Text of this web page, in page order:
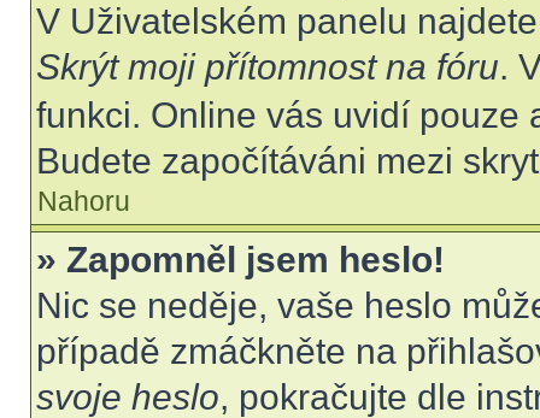
V Uživatelském panelu
Skrýt moji přítomnost na fóru.
funkci. Online vás uvidí pouze
Budete započítáváni mezi
Nahoru
» Zapomněl jsem heslo!
Nic se neděje, vaše heslo
případě zmáčkněte na
svoje heslo, pokračujte dle